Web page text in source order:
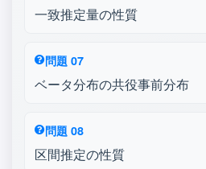
一致推定量の性質
問題 07
ベータ分布の共役事前分布
問題 08
区間推定の性質